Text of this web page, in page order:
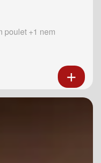
poulet +1 nem